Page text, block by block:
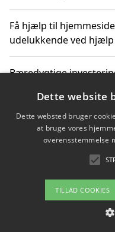
Få hjælp til
udelukkende ved
Bæredygtige
Sådan kan online
grønne investeringer
Om / kontakt
Dette website
Dette websted bruger
at bruge vores
overensstemmelse
TILLAD COOKIES